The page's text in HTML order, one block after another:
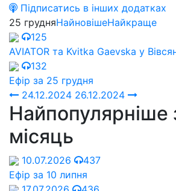
Підписатись в інших додатках
25 грудняНайновішеНайкраще
125
AVIATOR та Kvitka Gaevska у
132
Ефір за 25 грудня
24.12.2024 26.12.2024
Найпопулярніше
місяць
10.07.2026
437
Ефір за 10 липня